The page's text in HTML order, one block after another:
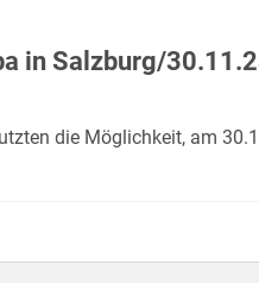
in Salzburg/
die Möglichkeit, am